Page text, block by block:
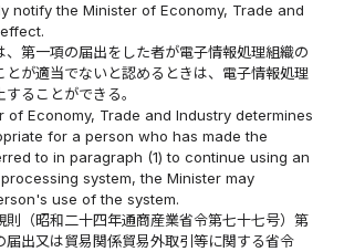
notify the Minister of Economy, Trade and
、第一項の届出をした者が電子情報処理組織の
とが適当でないと認めるときは、電子情報処理
ることができる。
of Economy, Trade and Industry determines
for a person who has made the
to in paragraph (1) to continue using an
system, the Minister may
use of the system.
則（昭和二十四年通商産業省令第七十七号）第
届出又は貿易関係貿易外取引等に関する省令